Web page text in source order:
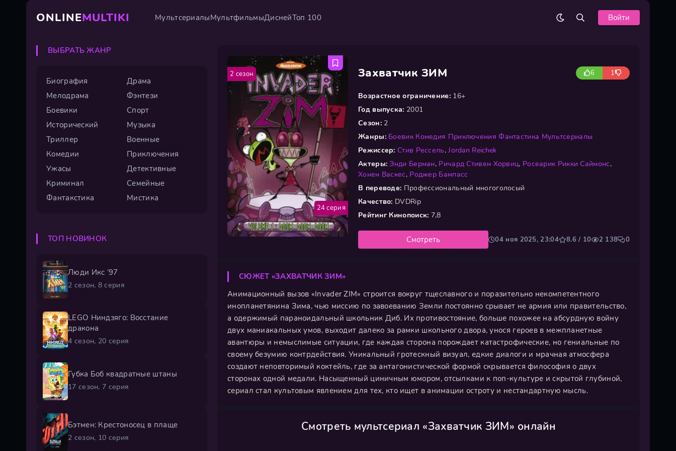
ONLINEMULTIKI МультсериалыМультфильмыДиснейТоп 100 Войти
Захватчик ЗИМ 6 1
Возрастное ограничение:16+
Год выпуска: 2001
Сезон:2
Жанры: Боевик Комедия Приключения Фантастика Мультсериалы
Режиссер: Стив Рессель,Jordan Reichek
Актеры: Энди Берман, Ричард Стивен Хорвиц, Росеарик Рикки Саймонс,
Хонен Васкес, Роджер Бампасс
В переводе: Профессиональный многоголосый
Качество: DVDRip
Рейтинг Кинопоиск: 7,8
Смотреть 04 ноя 2025, 23:04 8.6 / 10 2 138 0
24 серия
2 сезон
СЮЖЕТ «ЗАХВАТЧИК ЗИМ»
Анимационный вызов «Invader ZIM» строится вокруг тщеславного и поразительно некомпетентного
инопланетянина Зима, чью миссию по завоеванию Земли постоянно срывает не армия или правительство,
а одержимый параноидальный школьник Диб. Их противостояние, больше похожее на абсурдную войну
двух маниакальных умов, выходит далеко за рамки школьного двора, унося героев в межпланетные
авантюры и немыслимые ситуации, где каждая сторона порождает катастрофические, но гениальные по
своему безумию контрдействия. Уникальный гротескный визуал, едкие диалоги и мрачная атмосфера
создают неповторимый коктейль, где за антагонистической формой скрывается философия о двух
сторонах одной медали. Насыщенный циничным юмором, отсылками к поп-культуре и скрытой глубиной,
сериал стал культовым явлением для тех, кто ищет в анимации остроту и нестандартную мысль.
Смотреть мультсериал «Захватчик ЗИМ» онлайн
ВЫБРАТЬ ЖАНР
Биография
Драма
Мелодрама
Фэнтези
Боевики
Спорт
Исторический
Музыка
Триллер
Военные
Комедии
Приключения
Ужасы
Детективные
Криминал
Семейные
Фантакстика
Мистика
ТОП НОВИНОК
Люди Икс ’97
2 сезон, 8 серия
LEGO Ниндзяго: Восстание
дракона
4 сезон, 20 серия
Губка Боб квадратные штаны
17 сезон, 7 серия
Бэтмен: Крестоносец в плаще
2 сезон, 10 серия